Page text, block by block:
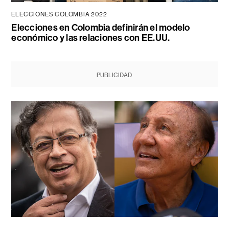
ELECCIONES COLOMBIA 2022
Elecciones en Colombia definirán el modelo
económico y las relaciones con EE.UU.
PUBLICIDAD